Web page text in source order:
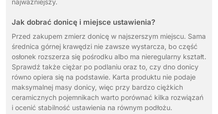
Jak dobrać donicę i miejsce ustawienia?
Przed zakupem zmierz donicę w najszerszym miejscu. Sama
średnica górnej krawędzi nie zawsze wystarcza, bo część
osłonek rozszerza się pośrodku albo ma nieregularny kształt.
Sprawdź także ciężar po podlaniu oraz to, czy dno donicy
równo opiera się na podstawie. Karta produktu nie podaje
maksymalnej masy donicy, więc przy bardzo ciężkich
ceramicznych pojemnikach warto porównać kilka rozwiązań
i ocenić stabilność ustawienia na równym podłożu.